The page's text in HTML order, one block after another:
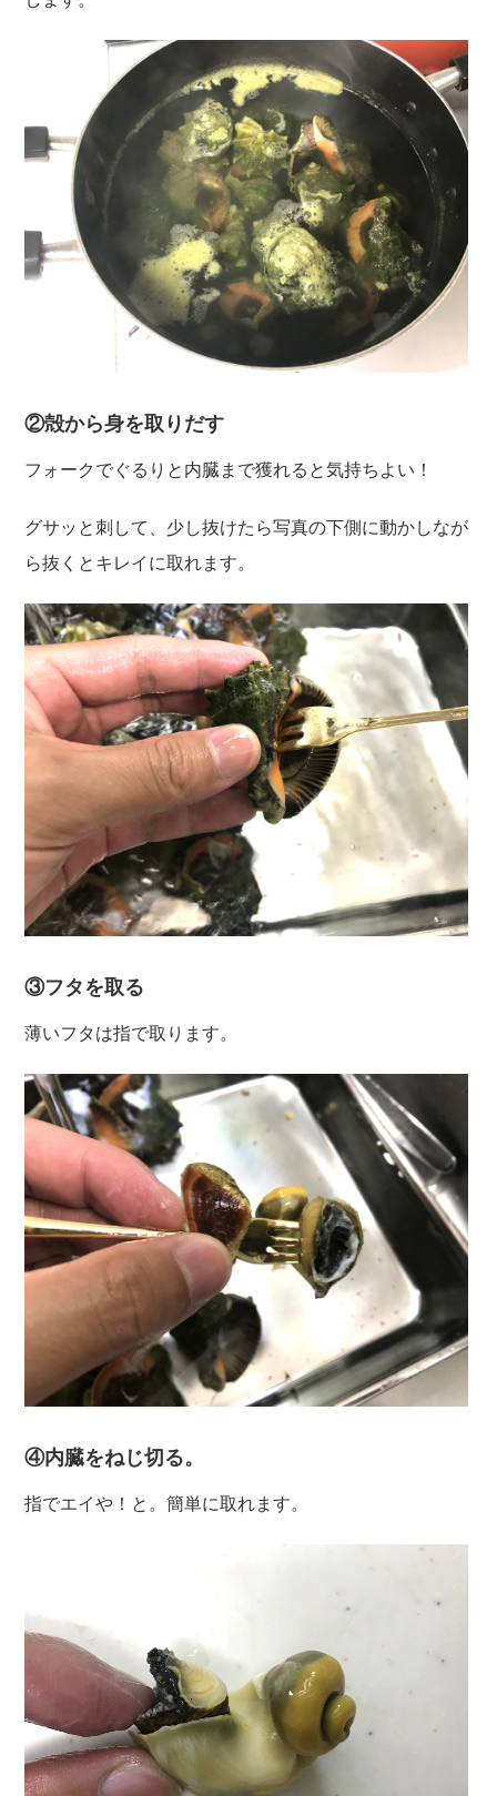
②殻から身を取りだす
フォークでぐるりと内臓まで獲れると気持ちよい！
グサッと刺して、少し抜けたら写真の下側に動かしなが
ら抜くとキレイに取れます。
③フタを取る
薄いフタは指で取ります。
④内臓をねじ切る。
指でエイや！と。簡単に取れます。